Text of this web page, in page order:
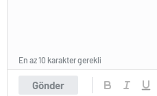
Gönder
En az 10 karakter gerekli